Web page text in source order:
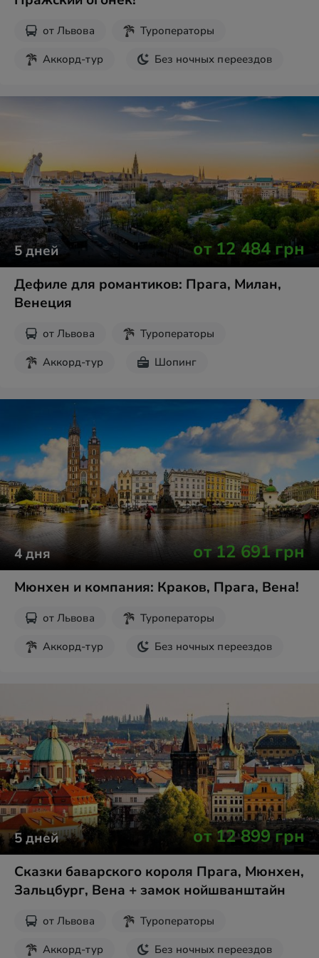
от Львова
Туроператоры
Аккорд-тур
Без ночных переездов
5дней от 12 484 грн
Дефиле для романтиков: Прага, Милан,
Венеция
от Львова
Туроператоры
Аккорд-тур
Шопинг
4дня от12 691грн
Мюнхен и компания: Краков, Прага, Вена!
от Львова
Туроператоры
Аккорд-тур
Без ночных переездов
5дней от12 899грн
Сказки баварского короля Прага, Мюнхен,
Зальцбург, Вена + замок нойшванштайн
от Львова
Туроператоры
Аккорд-тур
Без ночных переездов